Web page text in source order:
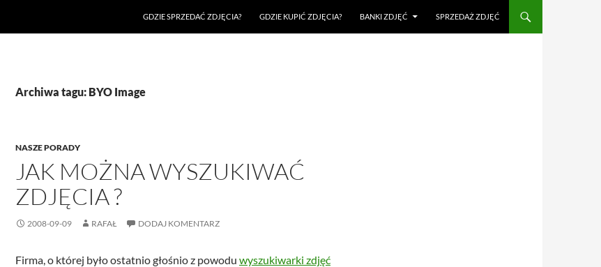
GDZIE SPRZEDAĆ ZDJĘCIA? GDZIE KUPIĆ ZDJĘCIA? BANKI ZDJĘĆ SPRZEDAŻ ZDJĘĆ
Archiwa tagu: BYO Image
NASZE PORADY
JAK MOŻNA WYSZUKIWAĆ
ZDJĘCIA ?
2008-09-09 RAFAŁ DODAJ KOMENTARZ
Firma, o której było ostatnio głośnio z powodu wyszukiwarki zdjęć